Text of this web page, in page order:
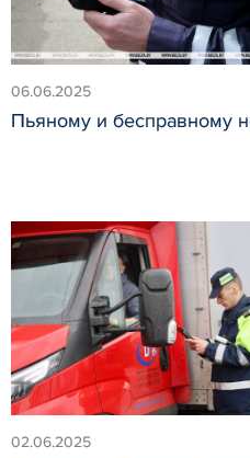
06.06.2025
Пьяному и бесправному
02.06.2025